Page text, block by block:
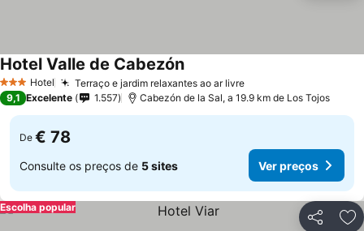
3 EstrelasHotel Terraço e jardim relaxantes ao ar livre
Hotel Valle de Cabezón
9,1 Excelente 1.557 Cabezón de la Sal, a 19.9 km de Los Tojos
De € 78
Consulte os preços de 5 sites Ver preços
Partilhar
Escolha popular